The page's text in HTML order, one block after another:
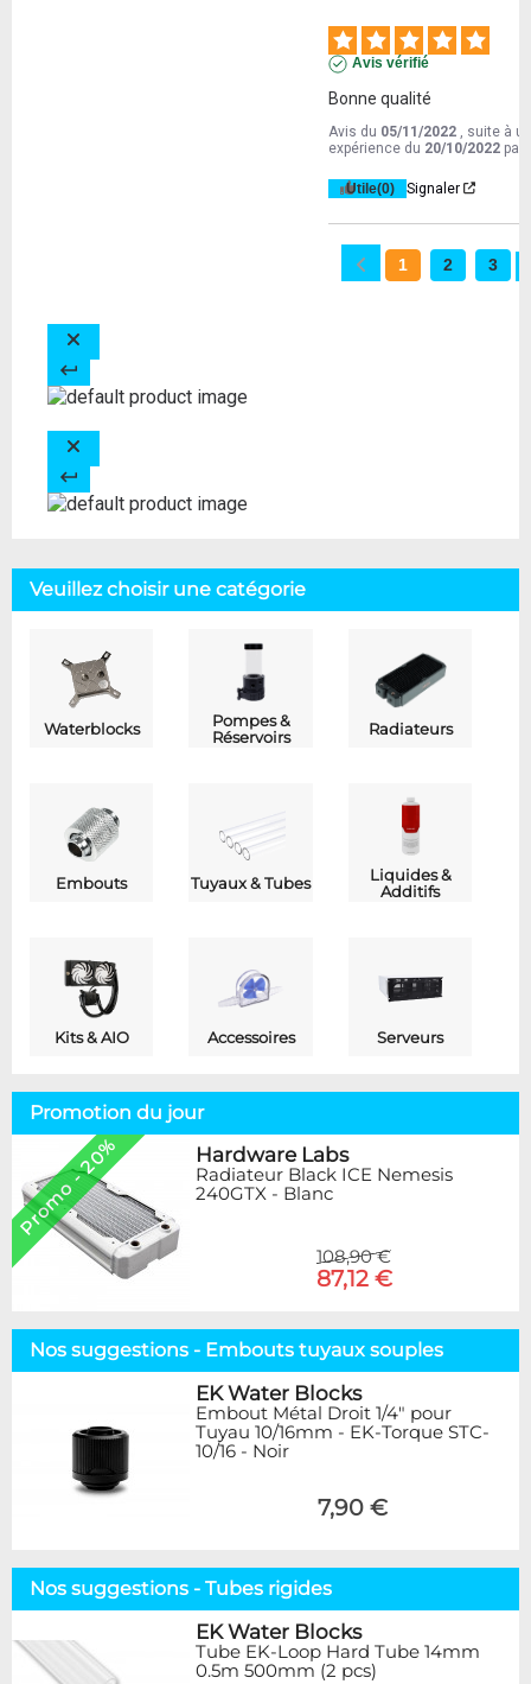
Avis vérifié
Bonne qualité
Avis du 05/11/2022
, suite à
expérience du 20/10/2022 par
Utile(0) Signaler
1 2 3
Veuillez choisir une catégorie
Waterblocks
Pompes &
Réservoirs
Radiateurs
Embouts Tuyaux & Tubes
Liquides &
Additifs
Kits & AIO Accessoires Serveurs
Promotion du jour
Promo - 20% Hardware Labs
Radiateur Black ICE Nemesis
240GTX - Blanc
108,90 €
87,12 €
Nos suggestions - Embouts tuyaux souples
EK Water Blocks
Embout Métal Droit 1/4" pour
Tuyau 10/16mm - EK-Torque STC-
10/16 - Noir
7,90 €
Nos suggestions - Tubes rigides
EK Water Blocks
Tube EK-Loop Hard Tube 14mm
0.5m 500mm (2 pcs)